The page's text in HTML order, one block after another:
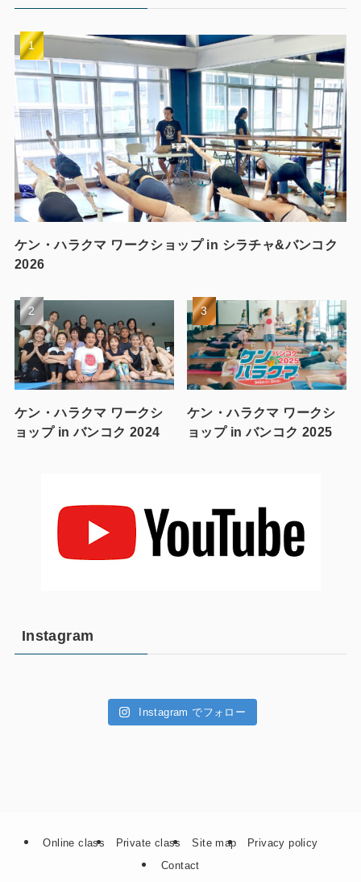
ケン・ハラクマ ワークショップ in シラチャ&バンコク
2026
ケン・ハラクマ ワークシ
ョップ in バンコク 2024
ケン・ハラクマ ワークシ
ョップ in バンコク 2025
Instagram
Instagram でフォロー
Online class Private class Site map
Privacy policy
Contact